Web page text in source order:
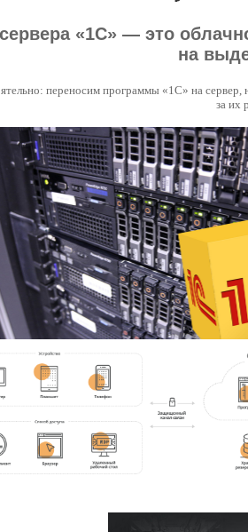
«1С» — это
на
переносим программы «1С» на сервер,
за их